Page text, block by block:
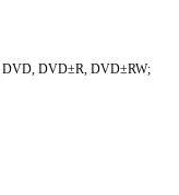
DVD, DVD±R, DVD±RW;